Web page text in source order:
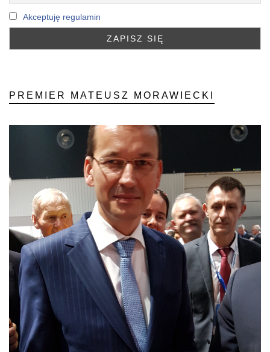
Akceptuję regulamin
PREMIER MATEUSZ MORAWIECKI